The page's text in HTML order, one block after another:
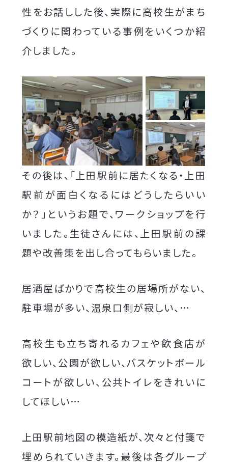
性をお話しした後、実際に高校生がまち
づくりに関わっている事例をいくつか紹
介しました。
その後は、「上田駅前に居たくなる・上田
駅前が面白くなるにはどうしたらいい
か？」というお題で、ワークショップを行
いました。生徒さんには、上田駅前の課
題や改善策を出し合ってもらいました。
居酒屋ばかりで高校生の居場所がない、
駐車場が多い、温泉口側が寂しい、…
高校生も立ち寄れるカフェや飲食店が
欲しい、公園が欲しい、バスケットボール
コートが欲しい、公共トイレをきれいに
してほしい…
上田駅前地図の模造紙が、次々と付箋で
埋められていきます。最後は各グループ